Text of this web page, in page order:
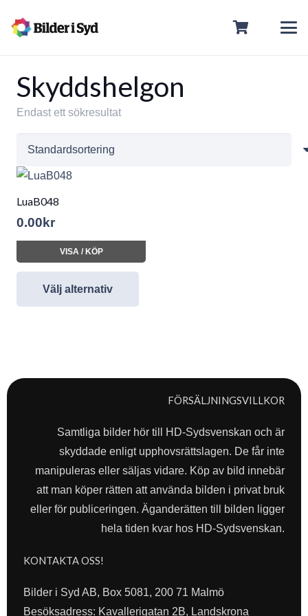
Skyddshelgon
Endast ett sökresultat
LuaB048
0.00 kr
VISA / KÖP
Välj alternativ
FÖRSÄLJNINGSVILLKOR
Samtliga bilder hör till HD-Sydsvenskan och är
skyddade enligt upphovsrättslagen. De får inte
manipuleras eller säljas vidare. Köp av bild innebär
att man köper rätten att använda bilden i privat bruk
eller för publiceringen. Äganderätten till bilden ligger
hela tiden kvar hos HD-Sydsvenskan.
KONTAKTA OSS!
Bilder i Syd AB, Box 5081, 200 71 Malmö
Besöksadress: Kavallerigatan 2B, Landskrona